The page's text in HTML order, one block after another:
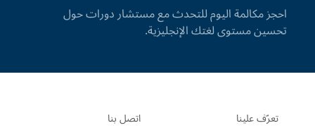
احجز مكالمة اليوم للتحدث مع مستشار دورات حول
تحسين مستوى لغتك الإنجليزية.
تعرّف علينا
اتصل بنا